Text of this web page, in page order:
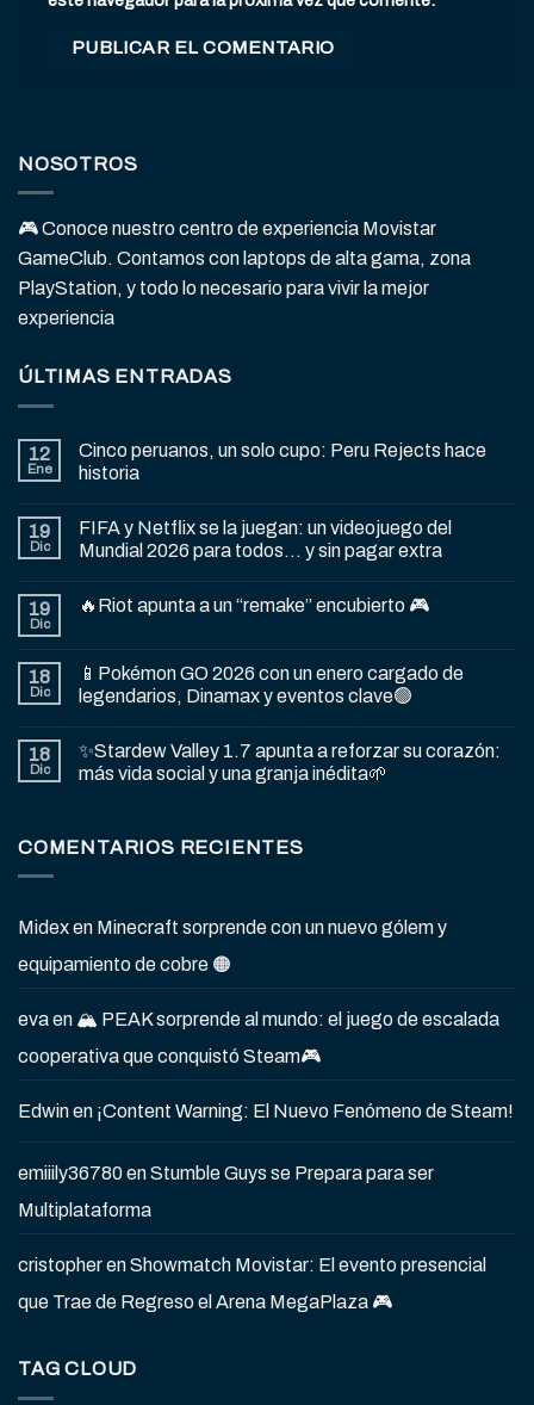
NOSOTROS
🎮 Conoce nuestro centro de experiencia Movistar
GameClub. Contamos con laptops de alta gama, zona
PlayStation, y todo lo necesario para vivir la mejor
experiencia
ÚLTIMAS ENTRADAS
12
Ene
Cinco peruanos, un solo cupo: Peru Rejects hace
historia
19
Dic
FIFA y Netflix se la juegan: un videojuego del
Mundial 2026 para todos… y sin pagar extra
19
Dic
🔥Riot apunta a un “remake” encubierto 🎮
18
Dic
📱Pokémon GO 2026 con un enero cargado de
legendarios, Dinamax y eventos clave🟢
18
Dic
✨Stardew Valley 1.7 apunta a reforzar su corazón:
más vida social y una granja inédita🌱
COMENTARIOS RECIENTES
Midexen Minecraft sorprende con un nuevo gólem y
equipamiento de cobre 🟠
evaen 🏔️ PEAK sorprende al mundo: el juego de escalada
cooperativa que conquistó Steam🎮
Edwinen ¡Content Warning: El Nuevo Fenómeno de Steam!
emiiily36780enStumble Guys se Prepara para ser
Multiplataforma
cristopherenShowmatch Movistar: El evento presencial
que Trae de Regreso el Arena MegaPlaza 🎮
TAG CLOUD